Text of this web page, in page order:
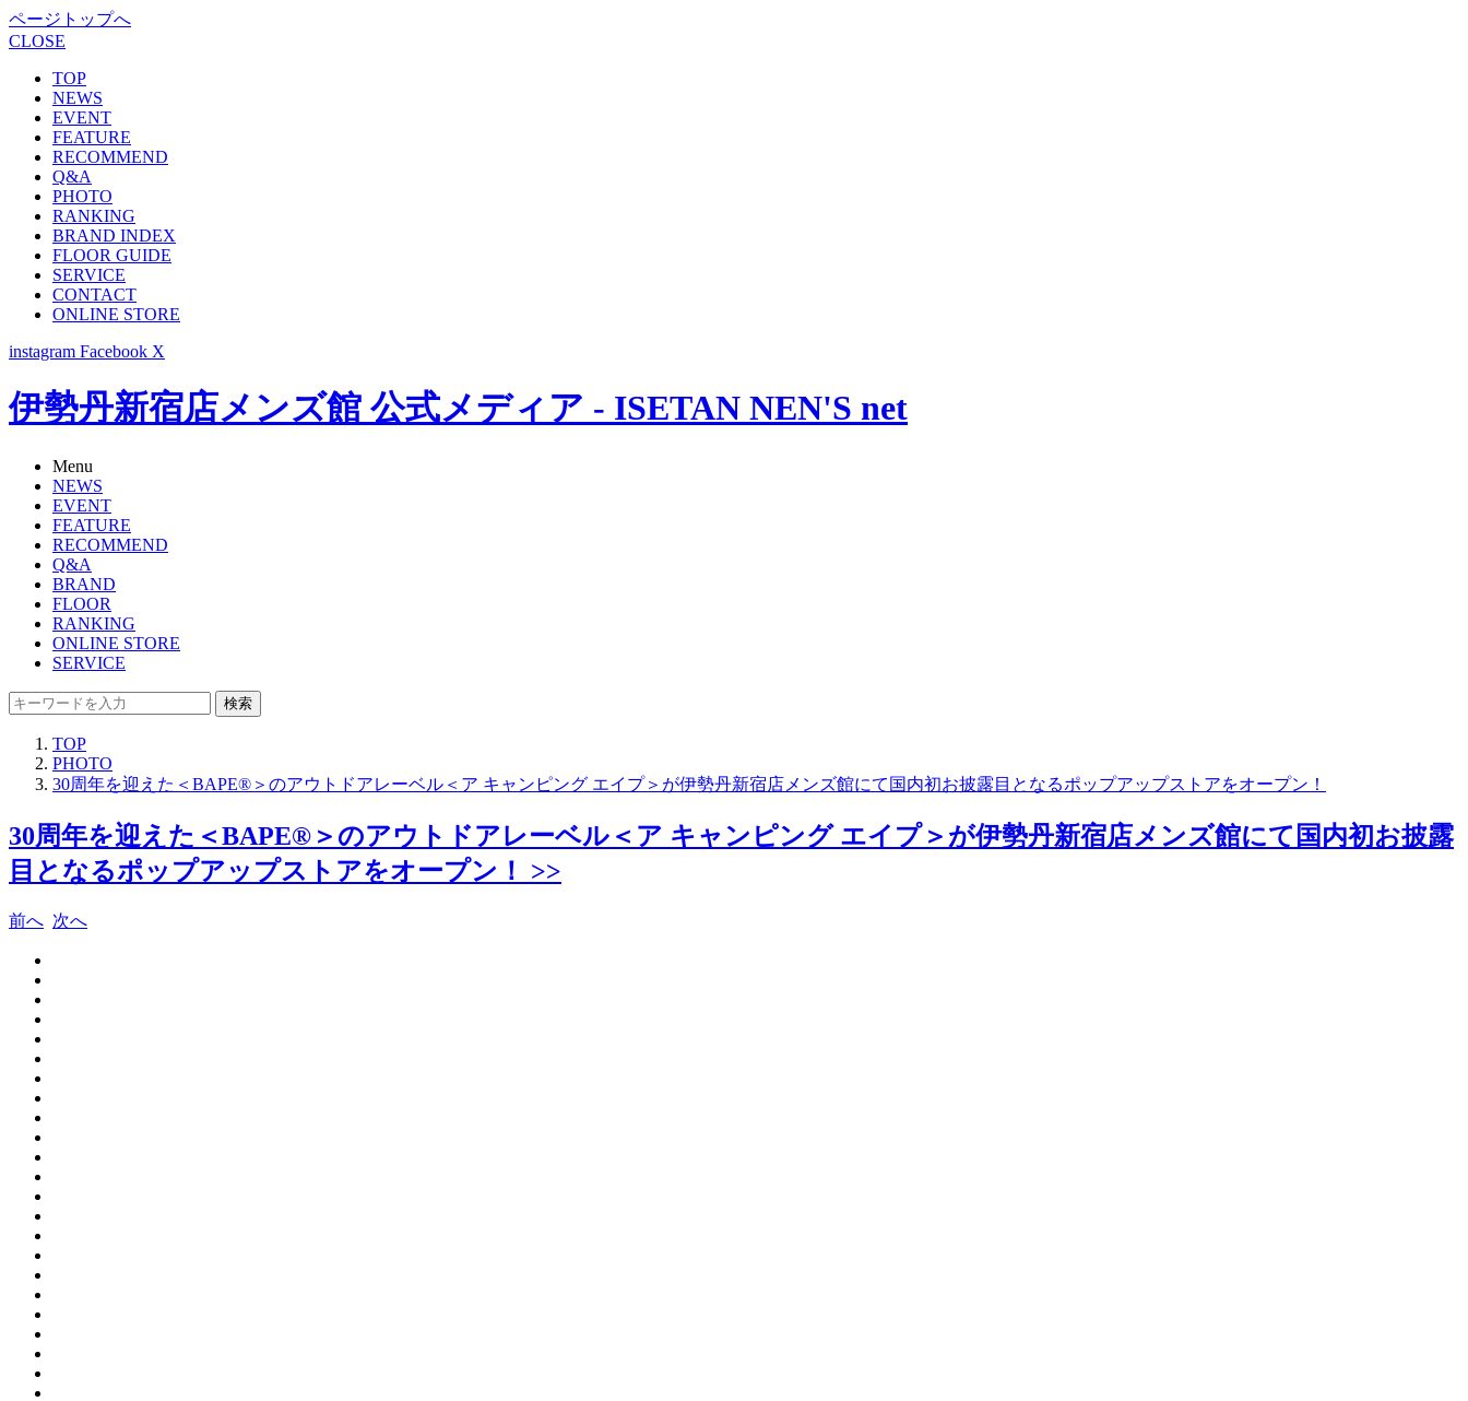
ページトップへ
CLOSE
TOP
NEWS
EVENT
FEATURE
RECOMMEND
Q&A
PHOTO
RANKING
BRAND INDEX
FLOOR GUIDE
SERVICE
CONTACT
ONLINE STORE
instagram Facebook X
伊勢丹新宿店メンズ館 公式メディア - ISETAN NEN'S net
Menu
NEWS
EVENT
FEATURE
RECOMMEND
Q&A
BRAND
FLOOR
RANKING
ONLINE STORE
SERVICE
検索
TOP
PHOTO
30周年を迎えた＜BAPE®＞のアウトドアレーベル＜ア キャンピング エイプ＞が伊勢丹新宿店メンズ館にて国内初お披露目となるポップアップストアをオープン！
30周年を迎えた＜BAPE®＞のアウトドアレーベル＜ア キャンピング エイプ＞が伊勢丹新宿店メンズ館にて国内初お披露
目となるポップアップストアをオープン！ >>
前へ 次へ